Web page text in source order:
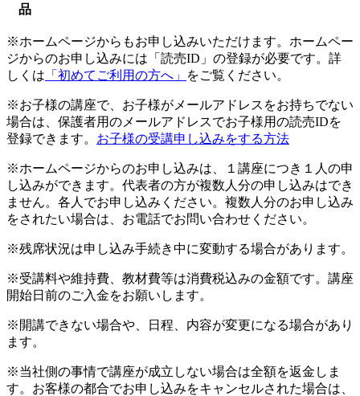
品
※ホームページからもお申し込みいただけます。ホームペー
ジからのお申し込みには「読売ID」の登録が必要です。詳
しくは 「初めてご利用の方へ」 をご覧ください。
※お子様の講座で、お子様がメールアドレスをお持ちでない
場合は、保護者用のメールアドレスでお子様用の読売IDを
登録できます。 お子様の受講申し込みをする方法
※ホームページからのお申し込みは、１講座につき１人の申
し込みができます。代表者の方が複数人分の申し込みはでき
ません。各人でお申し込みください。複数人分のお申し込み
をされたい場合は、お電話でお問い合わせください。
※残席状況は申し込み手続き中に変動する場合があります。
※受講料や維持費、教材費等は消費税込みの金額です。講座
開始日前のご入金をお願いします。
※開講できない場合や、日程、内容が変更になる場合があり
ます。
※当社側の事情で講座が成立しない場合は全額を返金しま
す。お客様の都合でお申し込みをキャンセルされた場合は、